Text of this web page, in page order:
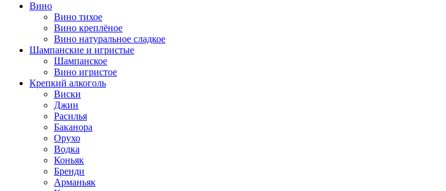
Вино
Вино тихое
Вино креплёное
Вино натуральное сладкое
Шампанские и игристые
Шампанское
Вино игристое
Крепкий алкоголь
Виски
Джин
Расилья
Баканора
Орухо
Водка
Коньяк
Бренди
Арманьяк